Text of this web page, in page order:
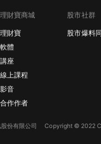
行承擔交易風險。 【CMoney 研究員】 CMoney 團隊透過 AI 結合股市，每日提供重點股票的新聞事件，期望讓投資人更有
理財寶商城
理財寶
軟體
講座
線上課程
影音
合作作者
股市社群
股市爆料
股份有限公司Copyright © 2022